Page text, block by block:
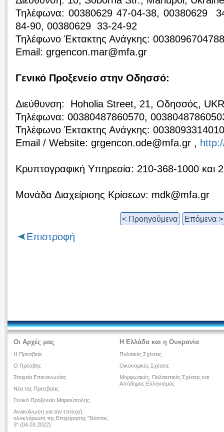
Τηλέφωνα: 00380629 47-04-38, 00380629
84-90, 00380629 33-24-92
Τηλέφωνο Έκτακτης Ανάγκης:
Email: grgencon.mar@mfa.gr
Γενικό Προξενείο στην Οδησσό:
Διεύθυνση: Hoholia Street, 21, Οδησσός,
Τηλέφωνα: 00380487860570,
Τηλέφωνο Έκτακτης Ανάγκης:
Email / Website: grgencon.ode@mfa.gr ,
Κρυπτογραφική Υπηρεσία: 210-368-1000 και
Μονάδα Διαχείρισης Κρίσεων: mdk@mfa.gr
< Προηγούμενα Επόμενα >
Επιστροφή
Οι Αρχές μας
Η Πρεσβεία
Ο Πρέσβης
Στοιχεία Επικοινωνίας
Νέα της Πρεσβείας
Γενικό Προξενείο Μαριούπολης
Ανακοίνωση για την επιτυχή
ολοκλήρωση της Επιχείρησης "Νόστος
3" (04.03.2022)
Η Ελλάδα και η Ουκρανία
Πολιτικές Σχέσεις
Οικονομικές Σχέσεις
Μορφωτικές, Πολιτιστικές Σχέσεις και
Απόδημος Ελληνισμός